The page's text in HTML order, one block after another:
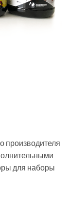
производителя
для наборы